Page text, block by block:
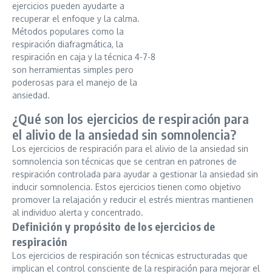
ejercicios pueden ayudarte a
recuperar el enfoque y la calma.
Métodos populares como la
respiración diafragmática, la
respiración en caja y la técnica 4-7-8
son herramientas simples pero
poderosas para el manejo de la
ansiedad.
¿Qué son los ejercicios de respiración para
el alivio de la ansiedad sin somnolencia?
Los ejercicios de respiración para el alivio de la ansiedad sin
somnolencia son técnicas que se centran en patrones de
respiración controlada para ayudar a gestionar la ansiedad sin
inducir somnolencia. Estos ejercicios tienen como objetivo
promover la relajación y reducir el estrés mientras mantienen
al individuo alerta y concentrado.
Definición y propósito de los ejercicios de
respiración
Los ejercicios de respiración son técnicas estructuradas que
implican el control consciente de la respiración para mejorar el